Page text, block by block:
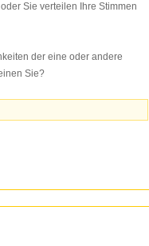
Sie verteilen Ihre Stimmen
der eine oder andere
Sie?